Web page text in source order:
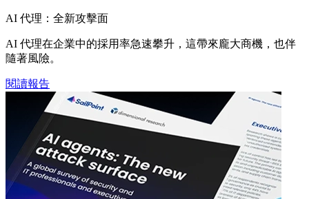
AI 代理：全新攻擊面
AI 代理在企業中的採用率急速攀升，這帶來龐大商機，也伴
隨著風險。
閱讀報告